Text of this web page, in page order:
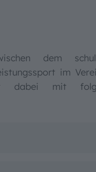
dem
im
dabei mit